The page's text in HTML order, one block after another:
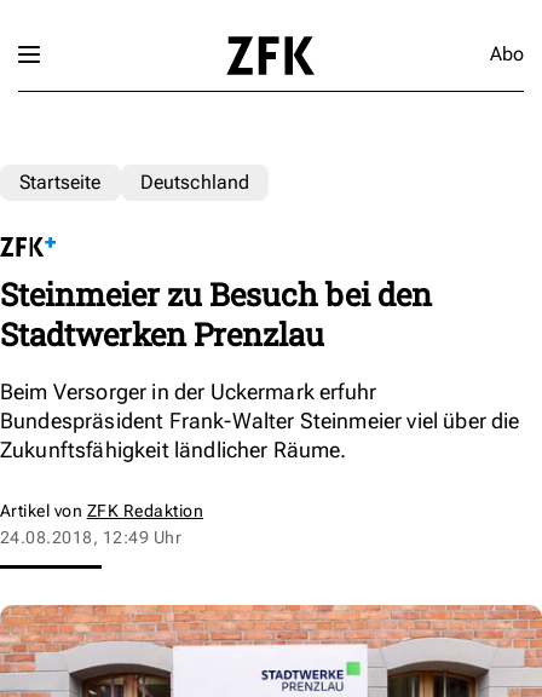
Abo
Startseite Deutschland
Steinmeier zu Besuch bei den
Stadtwerken Prenzlau
Beim Versorger in der Uckermark erfuhr
Bundespräsident Frank-Walter Steinmeier viel über die
Zukunftsfähigkeit ländlicher Räume.
Artikel von ZFK Redaktion
24.08.2018, 12:49 Uhr